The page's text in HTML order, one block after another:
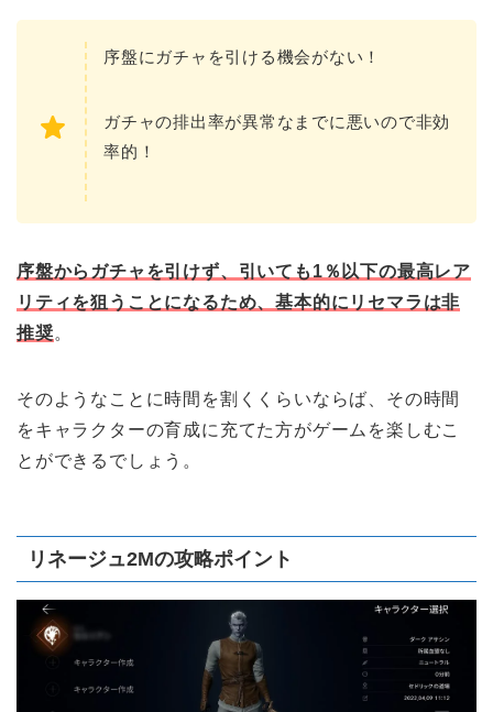
序盤にガチャを引ける機会がない！
ガチャの排出率が異常なまでに悪いので非効
率的！
序盤からガチャを引けず、引いても1％以下の最高レア
リティを狙うことになるため、基本的にリセマラは非
推奨。
そのようなことに時間を割くくらいならば、その時間
をキャラクターの育成に充てた方がゲームを楽しむこ
とができるでしょう。
リネージュ2Mの攻略ポイント